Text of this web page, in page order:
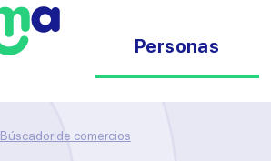
Personas
Búscador de comercios